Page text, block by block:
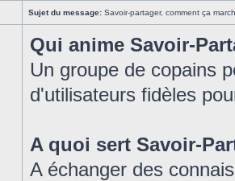
Sujet du message: Savoir-partager, comment ça
Qui anime Savoir-
Un groupe de copains
d'utilisateurs fidèles
A quoi sert Savoir-
A échanger des